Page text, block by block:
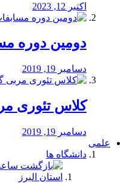
اکتبر 12, 2023
دومین دوره
دسامبر 19, 2019
کلاس تئوری
دسامبر 19, 2019
علمی
دانشگاه ها